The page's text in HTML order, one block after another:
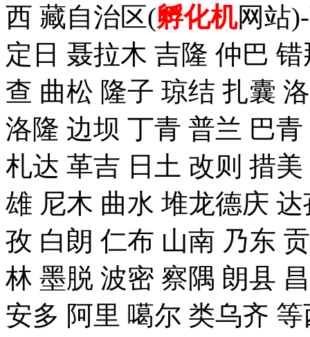
西 藏自治区(孵化机网站
定日 聂拉木 吉隆 仲巴
查 曲松 隆子 琼结 扎囊
洛隆 边坝 丁青 普兰 巴
札达 革吉 日土 改则 措
雄 尼木 曲水 堆龙德庆
孜 白朗 仁布 山南 乃东
林 墨脱 波密 察隅 朗县
安多 阿里 噶尔 类乌齐